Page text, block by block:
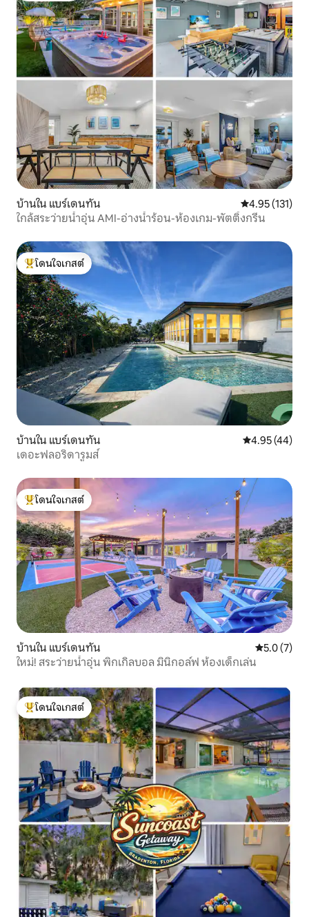
บ้านใน แบร์เดนทัน คะแนนเฉลี่ย
4.95 (131)
ใกล้สระว่ายน้ำอุ่น AMI-อ่างน้ำร้อน-ห้องเกม-พัตติ้งกรีน
โดนใจเกสต์ที่สุด
โดนใจเกสต์
บ้านใน แบร์เดนทัน คะแนนเฉลี่ย
4.95 (44)
เดอะฟลอริดารูมส์
โดนใจเกสต์ที่สุด
โดนใจเกสต์
บ้านใน แบร์เดนทัน คะแนนเฉลี่
5.0 (7)
ใหม่! สระว่ายน้ำอุ่น พิกเกิลบอล มินิกอล์ฟ ห้องเด็กเล่น
โดนใจเกสต์ที่สุด
โดนใจเกสต์